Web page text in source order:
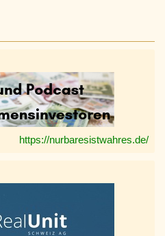
https://nurbaresistwahres.de/